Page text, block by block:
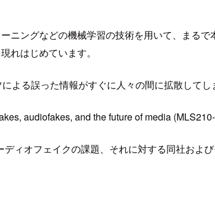
ニングなどの機械学習の技術を用いて、まる
れはじめています。
る誤った情報がすぐに人々の間に拡散してし
audiofakes, and the future of media (MLS210-
ィオフェイクの課題、それに対する同社およ